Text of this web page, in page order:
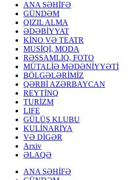
ANA SƏHİFƏ
GÜNDƏM
QIZIL ALMA
ƏDƏBİYYAT
KİNO VƏ TEATR
MUSİQİ, MODA
RƏSSAMLIQ, FOTO
MÜTALİƏ MƏDƏNİYYƏTİ
BÖLGƏLƏRİMİZ
QƏRBİ AZƏRBAYCAN
REYTİNQ
TURİZM
LIFE
GÜLÜŞ KLUBU
KULİNARİYA
VƏ DİGƏR
Arxiv
ƏLAQƏ
ANA SƏHİFƏ